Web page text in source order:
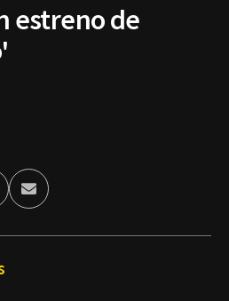
estreno de
Enviar
por